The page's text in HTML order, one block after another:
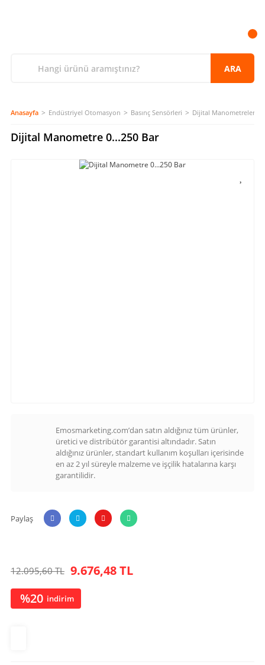
ARA
Anasayfa Endüstriyel Otomasyon Basınç Sensörleri Dijital Manometreler
Dijital Manometre 0...250 Bar
Emosmarketing.com’dan satın aldığınız tüm ürünler,
üretici ve distribütör garantisi altındadır. Satın
aldığınız ürünler, standart kullanım koşulları içerisinde
en az 2 yıl süreyle malzeme ve işçilik hatalarına karşı
garantilidir.
Paylaş
12.095,60 TL 9.676,48 TL
%20 indirim